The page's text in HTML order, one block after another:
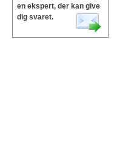
en ekspert, der kan give
dig svaret.